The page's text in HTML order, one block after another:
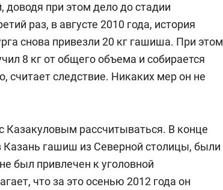
доводя при этом дело до стадии
раз, в августе 2010 года, история
снова привезли 20 кг гашиша. При этом
8 кг от общего объема и собирается
считает следствие. Никаких мер он не
Казакуловым рассчитываться. В конце
гашиш из Северной столицы, были
был привлечен к уголовной
что за это осенью 2012 года он